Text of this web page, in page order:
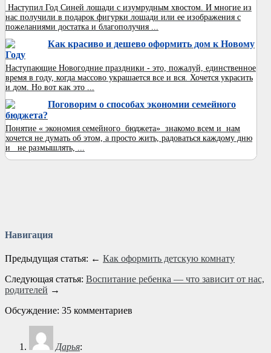
Наступил Год Синей лошади с изумрудным хвостом. И многие из
нас получили в подарок фигурки лошади или ее изображения с
пожеланиями достатка и благополучия ...
Как красиво и дешево оформить дом к Новому
Году
Наступающие Новогодние праздники - это, пожалуй, единственное
время в году, когда массово украшается все и вся. Хочется украсить
и дом. Но вот как это ...
Поговорим о способах экономии семейного
бюджета?
Понятие « экономия семейного бюджета» знакомо всем и нам
хочется не думать об этом, а просто жить, радоваться каждому дню
и не размышлять, ...
Навигация
Предыдущая статья: ← Как оформить детскую комнату
Следующая статья: Воспитание ребенка — что зависит от нас,
родителей →
Обсуждение: 35 комментариев
Дарья: